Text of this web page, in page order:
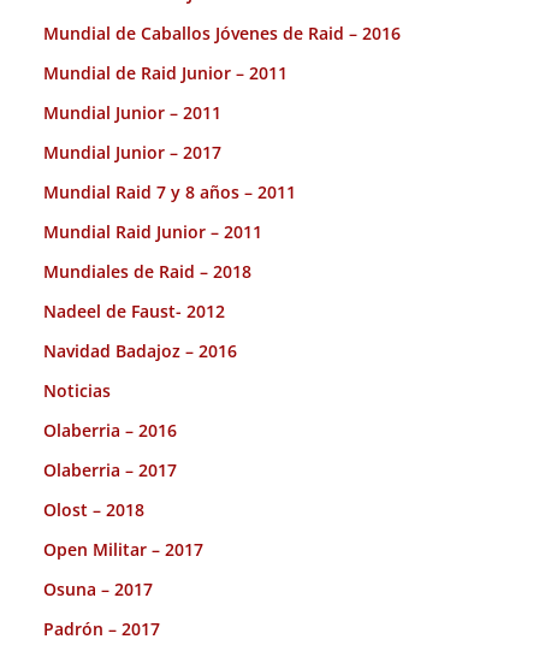
Mundial de Caballos Jóvenes de Raid – 2016
Mundial de Raid Junior – 2011
Mundial Junior – 2011
Mundial Junior – 2017
Mundial Raid 7 y 8 años – 2011
Mundial Raid Junior – 2011
Mundiales de Raid – 2018
Nadeel de Faust- 2012
Navidad Badajoz – 2016
Noticias
Olaberria – 2016
Olaberria – 2017
Olost – 2018
Open Militar – 2017
Osuna – 2017
Padrón – 2017